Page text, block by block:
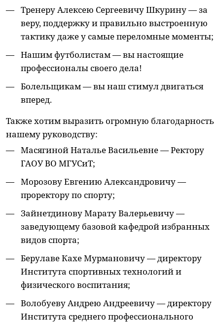
Тренеру Алексею Сергеевичу Шкурину — за
веру, поддержку и правильно выстроенную
тактику даже у самые переломные моменты;
Нашим футболистам — вы настоящие
профессионалы своего дела!
Болельщикам — вы наш стимул двигаться
вперед.
Также хотим выразить огромную благодарность
нашему руководству:
Масягиной Наталье Васильевне — Ректору
ГАОУ ВО МГУСиТ;
Морозову Евгению Александровичу —
проректору по спорту;
Зайнетдинову Марату Валерьевичу —
заведующему базовой кафедрой избранных
видов спорта;
Берулаве Кахе Мурмановичу — директору
Института спортивных технологий и
физического воспитания;
Волобуеву Андрею Андреевичу — директору
Института среднего профессионального